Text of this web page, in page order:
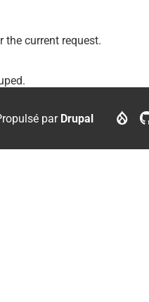
the current request.
par Drupal